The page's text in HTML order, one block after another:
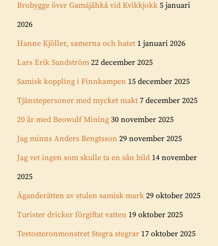
Brobygge över Gamájåhkå vid Kvikkjokk 5 januari
2026
Hanne Kjöller, samerna och hatet 1 januari 2026
Lars Erik Sandström 22 december 2025
Samisk koppling i Finnkampen 15 december 2025
Tjänstepersoner med mycket makt 7 december 2025
20 år med Beowulf Mining 30 november 2025
Jag minns Anders Bengtsson 29 november 2025
Jag vet ingen som skulle ta en sån bild 14 november
2025
Äganderätten av stulen samisk mark 29 oktober 2025
Turister dricker förgiftat vatten 19 oktober 2025
Testosteronmonstret Stegra stegrar 17 oktober 2025